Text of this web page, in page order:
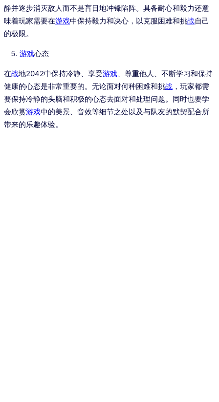
静并逐步消灭敌人而不是盲目地冲锋陷阵。具备耐心和毅力还意
味着玩家需要在游戏中保持毅力和决心，以克服困难和挑战自己
的极限。
游戏心态
在战地2042中保持冷静、享受游戏、尊重他人、不断学习和保持
健康的心态是非常重要的。无论面对何种困难和挑战 ，玩家都需
要保持冷静的头脑和积极的心态去面对和处理问题。同时也要学
会欣赏游戏中的美景、音效等细节之处以及与队友的默契配合所
带来的乐趣体验。